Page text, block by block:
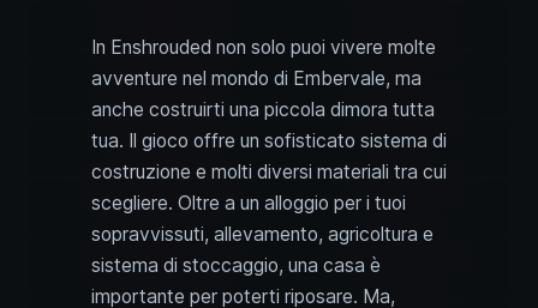
In Enshrouded non solo puoi vivere molte
avventure nel mondo di Embervale, ma
anche costruirti una piccola dimora tutta
tua. Il gioco offre un sofisticato sistema di
costruzione e molti diversi materiali tra cui
scegliere. Oltre a un alloggio per i tuoi
sopravvissuti, allevamento, agricoltura e
sistema di stoccaggio, una casa è
importante per poterti riposare. Ma,